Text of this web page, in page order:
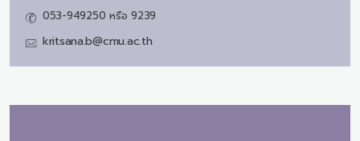
053-949250 หรือ 9239
kritsana.b@cmu.ac.th